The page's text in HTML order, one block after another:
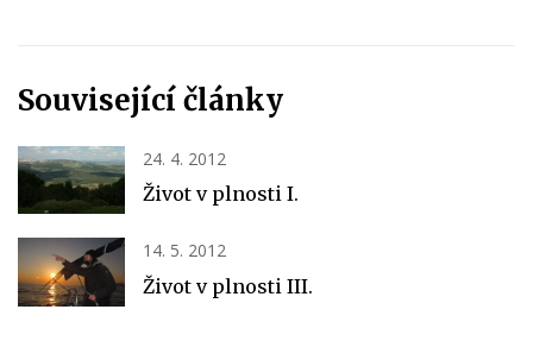
Související články
24. 4. 2012
Život v plnosti I.
14. 5. 2012
Život v plnosti III.